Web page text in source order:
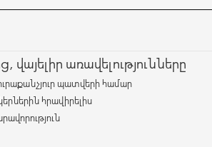
առավելությունները
պատվերի համար
հրավիրելիս